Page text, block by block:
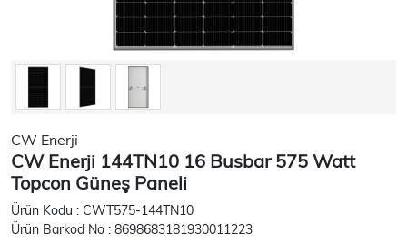
CW Enerji
CW Enerji 144TN10 16 Busbar 575 Watt
Topcon Güneş Paneli
Ürün Kodu : CWT575-144TN10
Ürün Barkod No : 8698683181930011223